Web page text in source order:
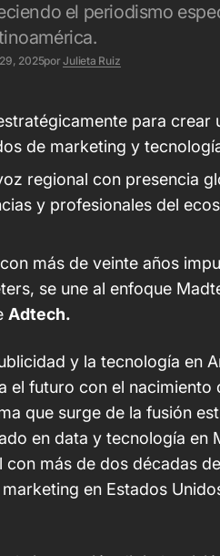
el periodismo
2025por Julieta Ruiz
para crear
de marketing y
regional con presencia
y profesionales del
más de veinte años
se une al enfoque
Adtech.
y la tecnología en
el futuro con el nacimiento
que surge de la fusión
en data y tecnología en
con más de dos décadas
en Estados